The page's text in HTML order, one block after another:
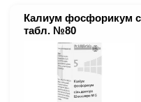
Калиум фосфорикум
табл. №80